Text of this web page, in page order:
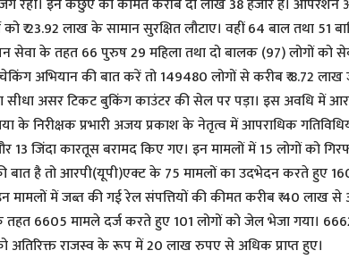
रही। इन कछुए की कीमत करीब दो लाख 38 हजार है।
को ₹ 23.92 लाख के सामान सुरक्षित लौटाए। वहीं 64 बाल तथा 51
सेवा के तहत 66 पुरुष 29 महिला तथा दो बालक (97) लोगों को
अभियान की बात करें तो 149480 लोगों से करीब ₹ 8.72 लाख
सीधा असर टिकट बुकिंग काउंटर की सेल पर पड़ा। इस अवधि में
के निरीक्षक प्रभारी अजय प्रकाश के नेतृत्व में आपराधिक
13 जिंदा कारतूस बरामद किए गए। इन मामलों में 15 लोगों को
बात है तो आरपी(यूपी)एक्ट के 75 मामलों का उदभेदन करते हुए 160
मामलों में जब्त की गई रेल संपत्तियों की कीमत करीब ₹ 40 लाख से
6605 मामले दर्ज करते हुए 101 लोगों को जेल भेजा गया।
अतिरिक्त राजस्व के रूप में 20 लाख रुपए से अधिक प्राप्त हुए।